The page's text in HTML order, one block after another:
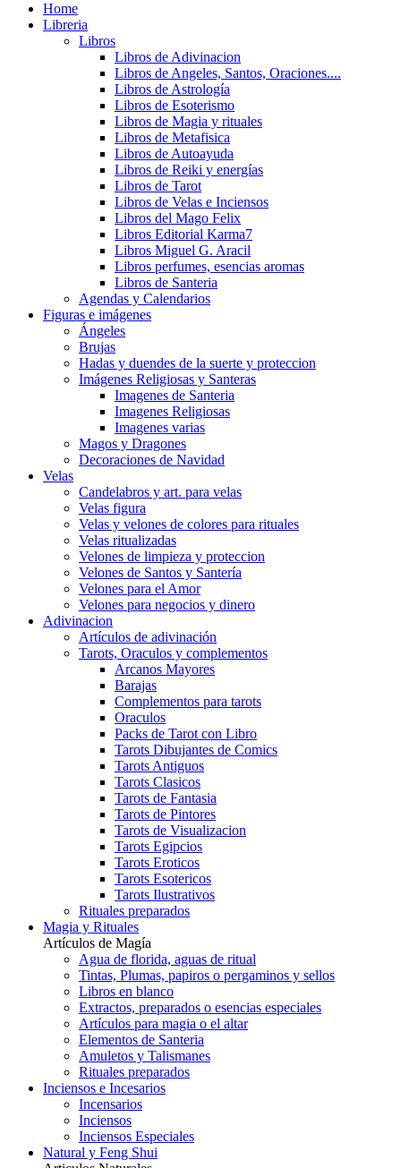
Home
Libreria
Libros
Libros de Adivinacion
Libros de Angeles, Santos, Oraciones....
Libros de Astrología
Libros de Esoterismo
Libros de Magia y rituales
Libros de Metafisica
Libros de Autoayuda
Libros de Reiki y energías
Libros de Tarot
Libros de Velas e Inciensos
Libros del Mago Felix
Libros Editorial Karma7
Libros Miguel G. Aracil
Libros perfumes, esencias aromas
Libros de Santeria
Agendas y Calendarios
Figuras e imágenes
Ángeles
Brujas
Hadas y duendes de la suerte y proteccion
Imágenes Religiosas y Santeras
Imagenes de Santeria
Imagenes Religiosas
Imagenes varias
Magos y Dragones
Decoraciones de Navidad
Velas
Candelabros y art. para velas
Velas figura
Velas y velones de colores para rituales
Velas ritualizadas
Velones de limpieza y proteccion
Velones de Santos y Santería
Velones para el Amor
Velones para negocios y dinero
Adivinacion
Artículos de adivinación
Tarots, Oraculos y complementos
Arcanos Mayores
Barajas
Complementos para tarots
Oraculos
Packs de Tarot con Libro
Tarots Dibujantes de Comics
Tarots Antiguos
Tarots Clasicos
Tarots de Fantasia
Tarots de Pintores
Tarots de Visualizacion
Tarots Egipcios
Tarots Eroticos
Tarots Esotericos
Tarots Ilustrativos
Rituales preparados
Magia y Rituales
Artículos de Magía
Agua de florida, aguas de ritual
Tintas, Plumas, papiros o pergaminos y sellos
Libros en blanco
Extractos, preparados o esencias especiales
Artículos para magia o el altar
Elementos de Santeria
Amuletos y Talismanes
Rituales preparados
Inciensos e Incesarios
Incensarios
Inciensos
Inciensos Especiales
Natural y Feng Shui